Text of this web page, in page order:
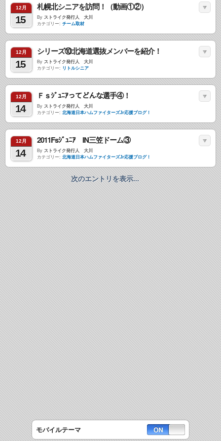
12月
15
札幌北シニアを訪問！（動画①②）
By ストライク発行人 大川
カテゴリー: チーム取材
12月
15
シリーズ⑩北海道選抜メンバーを紹介！
By ストライク発行人 大川
カテゴリー: リトルシニア
12月
14
Ｆｓｼﾞｭﾆｱってどんな選手④！
By ストライク発行人 大川
カテゴリー: 北海道日本ハムファイターズJr応援ブログ！
12月
14
2011Fsｼﾞｭﾆｱ IN三笠ドーム③
By ストライク発行人 大川
カテゴリー: 北海道日本ハムファイターズJr応援ブログ！
次のエントリを表示...
モバイルテーマ